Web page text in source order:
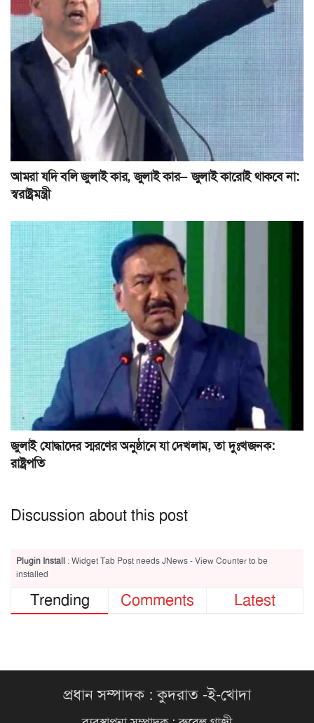
আমরা যদি বলি জুলাই কার, জুলাই কার— জুলাই কারোই থাকবে না:
স্বরাষ্ট্রমন্ত্রী
জুলাই যোদ্ধাদের স্মরণের অনুষ্ঠানে যা দেখলাম, তা দুঃখজনক:
রাষ্ট্রপতি
Discussion about this post
Plugin Install : Widget Tab Post needs JNews - View Counter to be
installed
Trending Comments Latest
প্রধান সম্পাদক : কুদরাত -ই-খোদা